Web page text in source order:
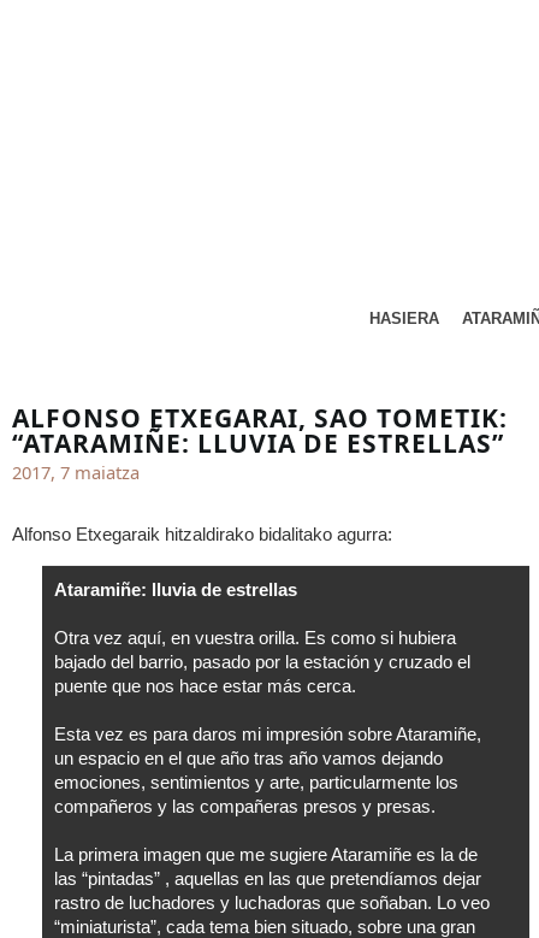
HASIERA
ALFONSO ETXEGARAI, SAO TOMETIK:
“ATARAMIÑE: LLUVIA DE ESTRELLAS”
2017, 7 maiatza
Alfonso Etxegaraik hitzaldirako bidalitako agurra:
Ataramiñe: lluvia de estrellas
Otra vez aquí, en vuestra orilla. Es como si hubiera
bajado del barrio, pasado por la estación y cruzado el
puente que nos hace estar más cerca.
Esta vez es para daros mi impresión sobre Ataramiñe,
un espacio en el que año tras año vamos dejando
emociones, sentimientos y arte, particularmente los
compañeros y las compañeras presos y presas.
La primera imagen que me sugiere Ataramiñe es la de
las “pintadas” , aquellas en las que pretendíamos dejar
rastro de luchadores y luchadoras que soñaban. Lo veo
“miniaturista”, cada tema bien situado, sobre una gran